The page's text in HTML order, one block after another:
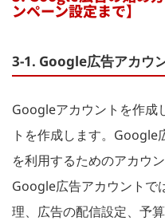
ンペーン設定まで】
3-1. Google広告アカウ
Googleアカウントを作成
トを作成します。
を利用するためのアカウン
Google広告アカウントで
理、広告の配信設定、予